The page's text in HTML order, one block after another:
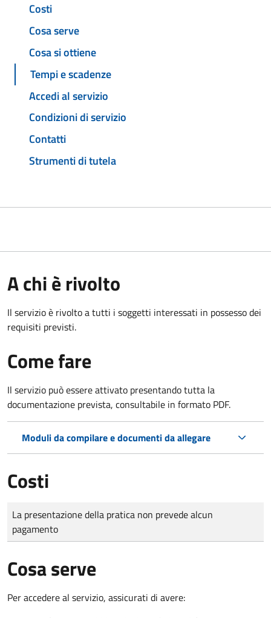
Costi
Cosa serve
Cosa si ottiene
Tempi e scadenze
Accedi al servizio
Condizioni di servizio
Contatti
Strumenti di tutela
A chi è rivolto
Il servizio è rivolto a tutti i soggetti interessati in possesso dei
requisiti previsti.
Come fare
Il servizio può essere attivato presentando tutta la
documentazione prevista, consultabile in formato PDF.
Moduli da compilare e documenti da allegare
Costi
Tipo di pagamento
Importo
La presentazione della pratica non prevede alcun
pagamento
Cosa serve
Per accedere al servizio, assicurati di avere: